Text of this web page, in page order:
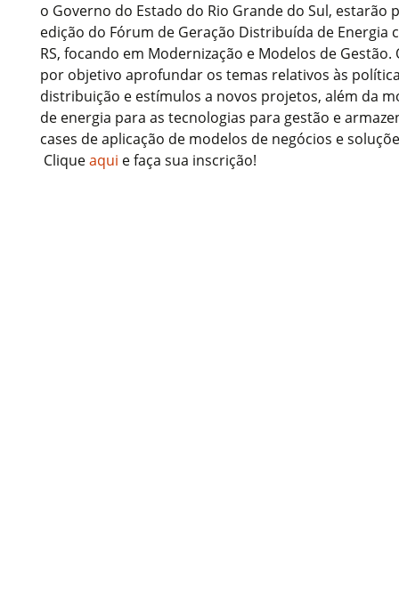
o Governo do Estado do Rio Grande do Sul, estarão
edição do Fórum de Geração Distribuída de Energia
RS, focando em Modernização e Modelos de
por objetivo aprofundar os temas relativos às
distribuição e estímulos a novos projetos, além da
de energia para as tecnologias para gestão e
cases de aplicação de modelos de negócios e
Cliqueaqui e faça sua inscrição!